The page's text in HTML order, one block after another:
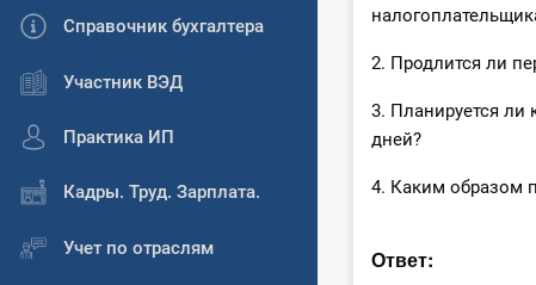
Справочник бухгалтера
Участник ВЭД
Практика ИП
Кадры. Труд. Зарплата.
Учет по отраслям
2. Продлится ли
3. Планируется
дней?
4. Каким образом
Ответ: